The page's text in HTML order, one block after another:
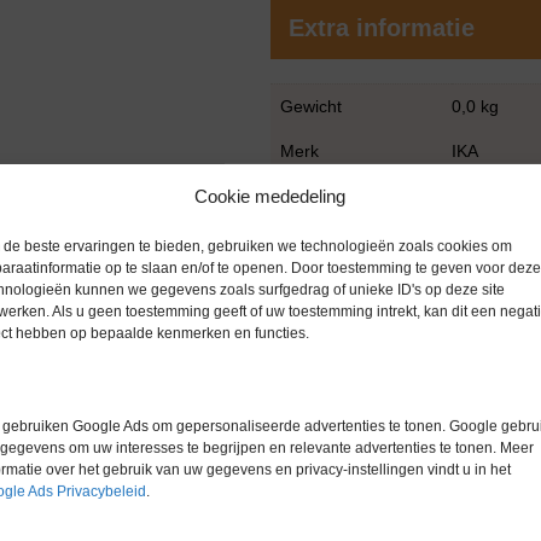
Cookie mededeling
de beste ervaringen te bieden, gebruiken we technologieën zoals cookies om
op te slaan en/of te openen. Door toestemming te geven voor deze
kunnen we gegevens zoals surfgedrag of unieke ID's op deze site
Als u geen toestemming geeft of uw toestemming intrekt, kan dit een
hebben op bepaalde kenmerken en functies.
gebruiken Google Ads om gepersonaliseerde advertenties te tonen. Google
om uw interesses te begrijpen en relevante advertenties te tonen. Meer
over het gebruik van uw gegevens en privacy-instellingen vindt u in het
Ads Privacybeleid
Extra informatie
Gewicht 0,0 kg
Merk IKA
Garantie
Conditie Gebruikt in
Gerelateerde producten